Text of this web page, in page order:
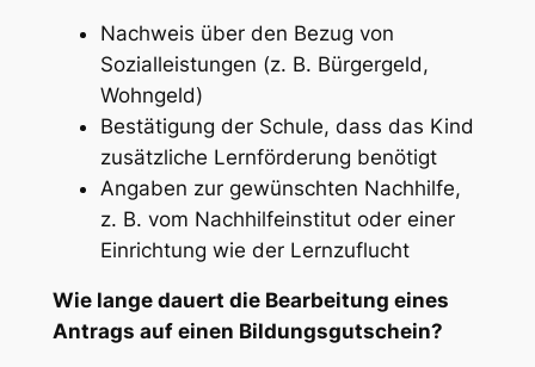
Nachweis über den Bezug von
Sozialleistungen (z. B. Bürgergeld,
Wohngeld)
Bestätigung der Schule, dass das Kind
zusätzliche Lernförderung benötigt
Angaben zur gewünschten Nachhilfe,
z. B. vom Nachhilfeinstitut oder einer
Einrichtung wie der Lernzuflucht
Wie lange dauert die Bearbeitung eines
Antrags auf einen Bildungsgutschein?